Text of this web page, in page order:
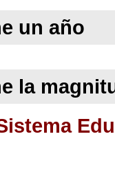
un año
la